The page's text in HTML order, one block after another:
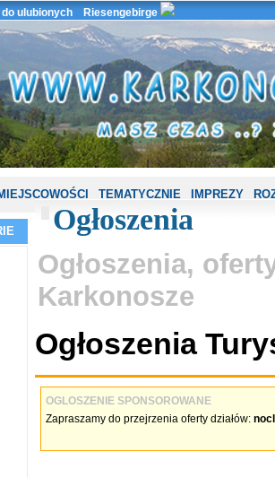
do ulubionych Riesengebirge
TEMATYCZNIE IMPREZY
Ogłoszenia
Ogłoszenia,
Karkonosze
Ogłoszenia
OGLOSZENIE SPONSOROWANE
Zapraszamy do przejrzenia oferty działów: